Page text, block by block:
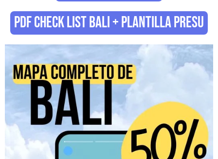
PDF CHECK LIST BALI + PLANTILLA PRESU